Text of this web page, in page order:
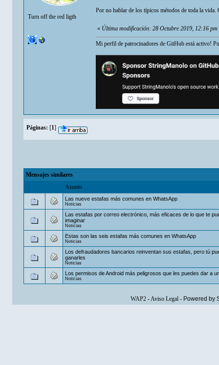
Turn off the red ligth
Por no hablar de los típicos métodos de toda la
«Última modificación: 28 Octubre 2019, 12:16
Mi perfil de patrocinadores de GitHub está activo!
Páginas: [1]
Mensajes similares
Asunto
Las nueve estafas más comunes en WhatsApp
Noticias
Las estafas por correo electrónico, más eficaces de lo que te
imaginar
Noticias
Estas son las seis estafas más comunes en WhatsApp
Noticias
Los defraudadores bancarios reinventan sus estafas, pero tú
ganarles
Noticias
Los permisos de Android más peligrosos que les puedes dar a
Noticias
WAP2-Aviso Legal- Powered by